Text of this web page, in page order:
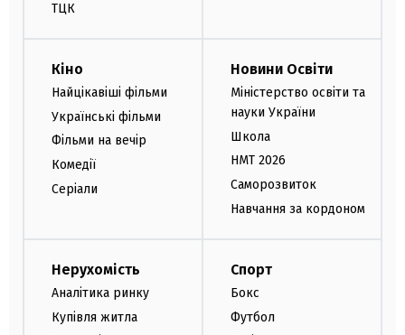
ТЦК
Кіно
Найцікавіші фільми
Українські фільми
Фільми на вечір
Комедії
Серіали
Новини Освіти
Міністерство освіти та
науки України
Школа
НМТ 2026
Саморозвиток
Навчання за кордоном
Нерухомість
Аналітика ринку
Купівля житла
Спорт
Бокс
Футбол